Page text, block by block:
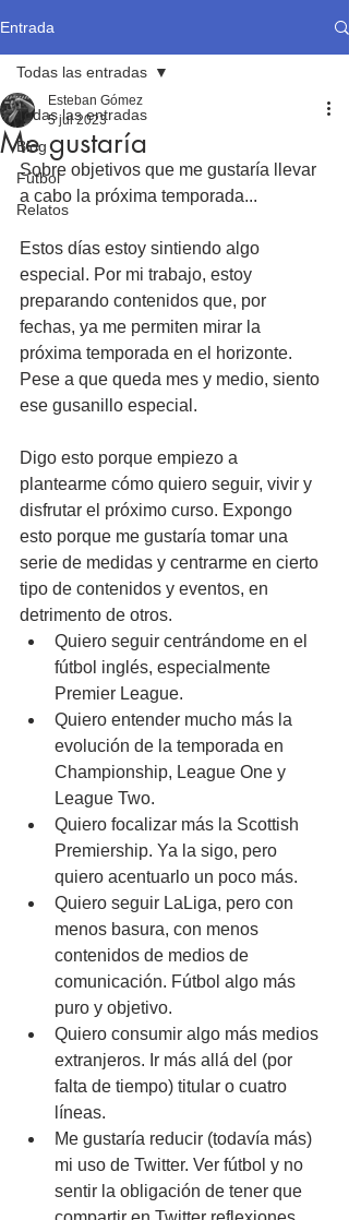
Entrada
Todas las entradas
Blog
Fútbol
Relatos
Todas las entradas
Me gustaría
Esteban Gómez
5 jul 2023
Sobre objetivos que me gustaría llevar
a cabo la próxima temporada...
Estos días estoy sintiendo algo
especial. Por mi trabajo, estoy
preparando contenidos que, por
fechas, ya me permiten mirar la
próxima temporada en el horizonte.
Pese a que queda mes y medio, siento
ese gusanillo especial.
Digo esto porque empiezo a
plantearme cómo quiero seguir, vivir y
disfrutar el próximo curso. Expongo
esto porque me gustaría tomar una
serie de medidas y centrarme en cierto
tipo de contenidos y eventos, en
detrimento de otros.
Quiero seguir centrándome en el
fútbol inglés, especialmente
Premier League.
Quiero entender mucho más la
evolución de la temporada en
Championship, League One y
League Two.
Quiero focalizar más la Scottish
Premiership. Ya la sigo, pero
quiero acentuarlo un poco más.
Quiero seguir LaLiga, pero con
menos basura, con menos
contenidos de medios de
comunicación. Fútbol algo más
puro y objetivo.
Quiero consumir algo más medios
extranjeros. Ir más allá del (por
falta de tiempo) titular o cuatro
líneas.
Me gustaría reducir (todavía más)
mi uso de Twitter. Ver fútbol y no
sentir la obligación de tener que